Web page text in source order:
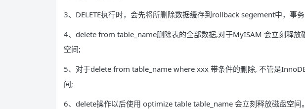
3、DELETE执行时，会先将所删除数据缓存到rollback segement中，事
4、delete from table_name删除表的全部数据,对于MyISAM 会立刻释放
空间;
5、对于delete from table_name where xxx 带条件的删除, 不管是
间;
6、delete操作以后使用 optimize table table_name 会立刻释放磁盘空间